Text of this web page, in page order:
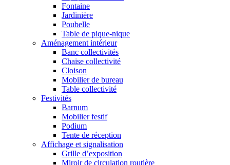
Fontaine
Jardinière
Poubelle
Table de pique-nique
Aménagement intérieur
Banc collectivités
Chaise collectivité
Cloison
Mobilier de bureau
Table collectivité
Festivités
Barnum
Mobilier festif
Podium
Tente de réception
Affichage et signalisation
Grille d’exposition
Miroir de circulation routière